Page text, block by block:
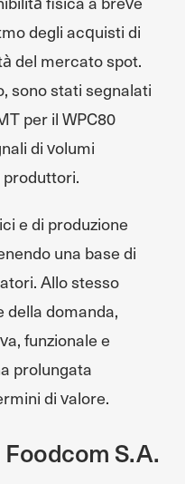
degli acquisti di
del mercato spot.
sono stati segnalati
per il WPC80
di volumi
produttori.
e di produzione
una base di
Allo stesso
domanda,
funzionale e
prolungata
di valore.
S.A.